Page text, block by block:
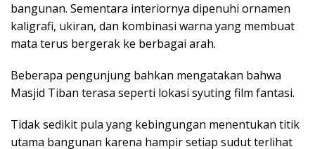
bangunan. Sementara interiornya dipenuhi ornamen
kaligrafi, ukiran, dan kombinasi warna yang membuat
mata terus bergerak ke berbagai arah.
Beberapa pengunjung bahkan mengatakan bahwa
Masjid Tiban terasa seperti lokasi syuting film fantasi.
Tidak sedikit pula yang kebingungan menentukan titik
utama bangunan karena hampir setiap sudut terlihat